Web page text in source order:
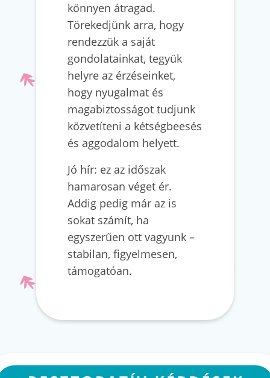
könnyen átragad.
Törekedjünk arra, hogy
rendezzük a saját
gondolatainkat, tegyük
helyre az érzéseinket,
hogy nyugalmat és
magabiztosságot tudjunk
közvetíteni a kétségbeesés
és aggodalom helyett.
Jó hír: ez az időszak
hamarosan véget ér.
Addig pedig már az is
sokat számít, ha
egyszerűen ott vagyunk –
stabilan, figyelmesen,
támogatóan.